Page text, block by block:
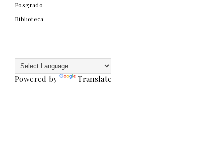
Posgrado
Biblioteca
Powered by Translate